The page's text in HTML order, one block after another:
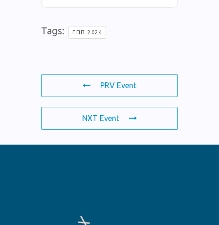
Tags: ΓΠΠ 2024
PRV Event
NXT Event